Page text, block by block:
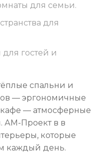
для семьи.
для
гостей и
спальни и
— эргономичные
кафе — атмосферные
АМ-Проект в в
которые
каждый день.